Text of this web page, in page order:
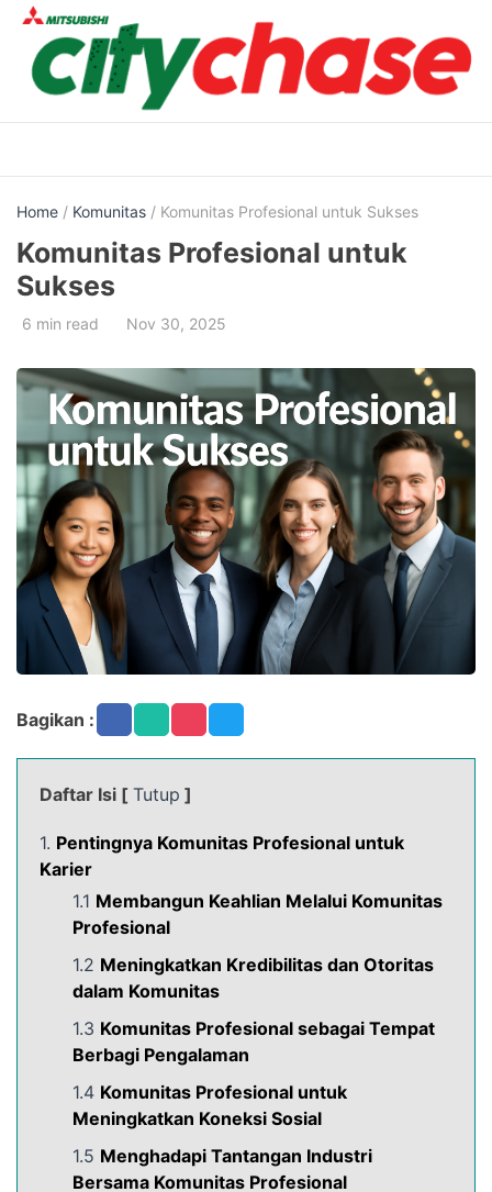
Skip
content
Home / Komunitas / Komunitas Profesional untuk Sukses
Komunitas Profesional untuk
Sukses
6 min read Nov 30, 2025
Bagikan :
Daftar Isi [ Tutup ]
1. Pentingnya Komunitas Profesional untuk
Karier
1.1 Membangun Keahlian Melalui Komunitas
Profesional
1.2 Meningkatkan Kredibilitas dan Otoritas
dalam Komunitas
1.3 Komunitas Profesional sebagai Tempat
Berbagi Pengalaman
1.4 Komunitas Profesional untuk
Meningkatkan Koneksi Sosial
1.5 Menghadapi Tantangan Industri
Bersama Komunitas Profesional